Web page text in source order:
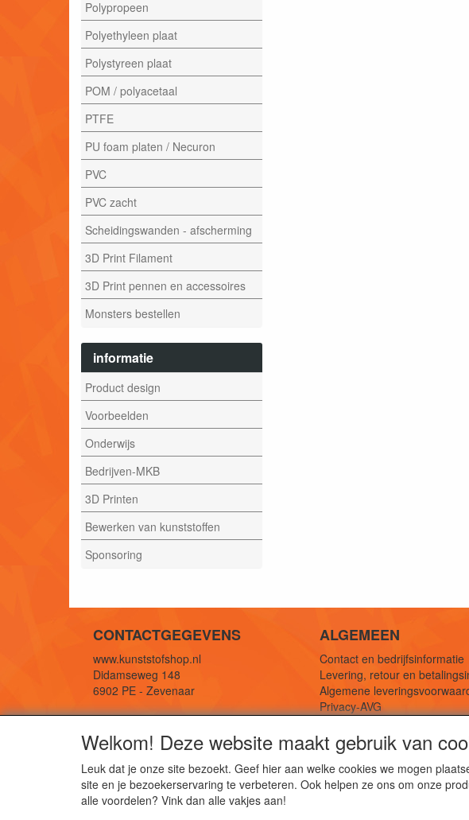
Polypropeen
Polyethyleen plaat
Polystyreen plaat
POM / polyacetaal
PTFE
PU foam platen / Necuron
PVC
PVC zacht
Scheidingswanden - afscherming
3D Print Filament
3D Print pennen en accessoires
Monsters bestellen
informatie
Product design
Voorbeelden
Onderwijs
Bedrijven-MKB
3D Printen
Bewerken van kunststoffen
Sponsoring
CONTACTGEGEVENS
www.kunststofshop.nl
Didamseweg 148
6902 PE - Zevenaar
Telefoon: +31 (0) 316 241 994
ALGEMEEN
Contact en bedrijfsinformatie
Levering, retour en
Algemene
Privacy-AVG
De webshop voor
Welkom! Deze website maakt gebruik van
Leuk dat je onze site bezoekt. Geef hier aan welke cookies we mogen
site en je bezoekerservaring te verbeteren. Ook helpen ze ons om onze
alle voordelen? Vink dan alle vakjes aan!